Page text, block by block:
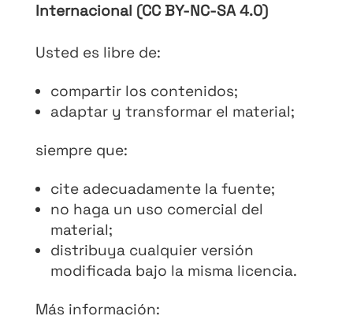
Internacional (CC BY-NC-SA 4.0)
Usted es libre de:
compartir los contenidos;
adaptar y transformar el material;
siempre que:
cite adecuadamente la fuente;
no haga un uso comercial del
material;
distribuya cualquier versión
modificada bajo la misma licencia.
Más información: